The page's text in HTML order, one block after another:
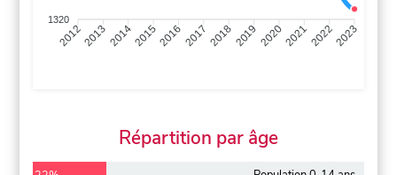
1320
201220132014201520162017 20182019 2020202120222023
Répartition par âge